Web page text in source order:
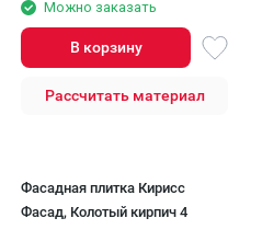
Можно заказать
В корзину
Рассчитать материал
Фасадная плитка Кирисс
Фасад, Колотый кирпич 4